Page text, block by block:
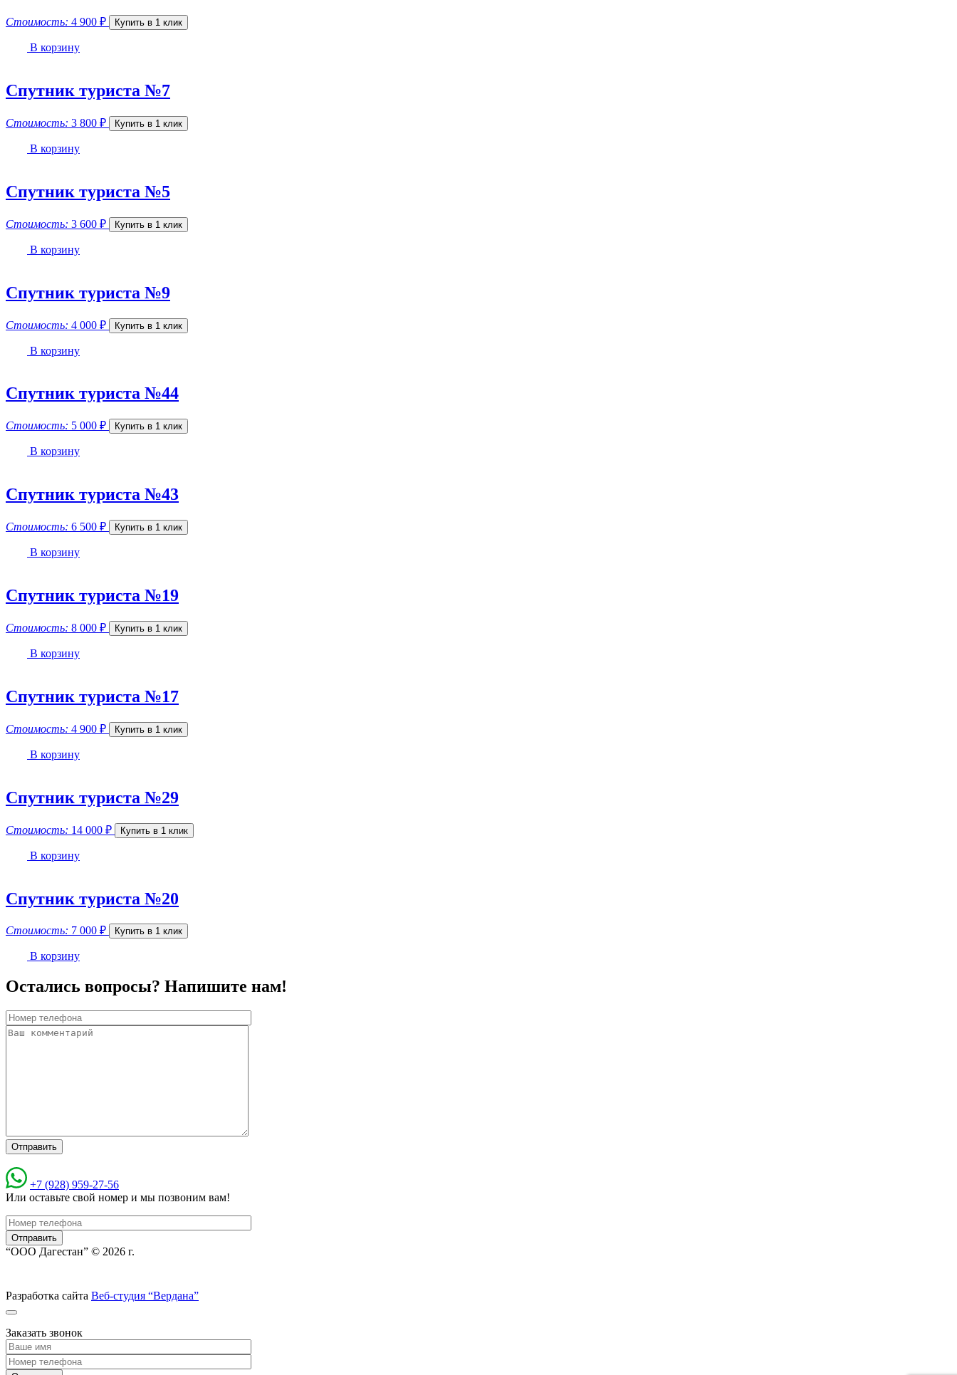
Стоимость: 4 900 ₽ Купить в 1 клик
В корзину
Спутник туриста №7
Стоимость: 3 800 ₽ Купить в 1 клик
В корзину
Спутник туриста №5
Стоимость: 3 600 ₽ Купить в 1 клик
В корзину
Спутник туриста №9
Стоимость: 4 000 ₽ Купить в 1 клик
В корзину
Спутник туриста №44
Стоимость: 5 000 ₽ Купить в 1 клик
В корзину
Спутник туриста №43
Стоимость: 6 500 ₽ Купить в 1 клик
В корзину
Спутник туриста №19
Стоимость: 8 000 ₽ Купить в 1 клик
В корзину
Спутник туриста №17
Стоимость: 4 900 ₽ Купить в 1 клик
В корзину
Спутник туриста №29
Стоимость: 14 000 ₽ Купить в 1 клик
В корзину
Спутник туриста №20
Стоимость: 7 000 ₽ Купить в 1 клик
В корзину
Остались вопросы? Напишите нам!
+7 (928) 959-27-56
Или оставьте свой номер и мы позвоним вам!
“ООО Дагестан” © 2026 г.
Разработка сайта Веб-студия “Вердана”
Заказать звонок